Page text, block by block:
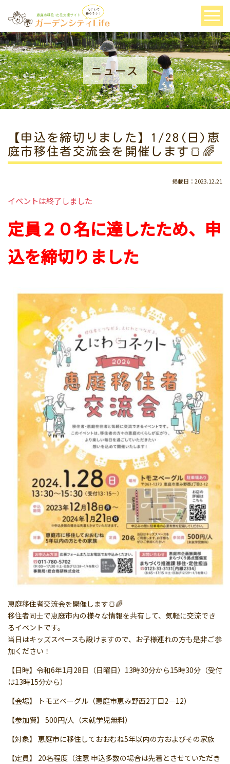
ニュース
【申込を締切りました】1/28(日)恵
庭市移住者交流会を開催します🍞🌈
掲載日：2023.12.21
イベントは終了しました
定員２０名に達したため、申
込を締切りました
恵庭移住者交流会を開催します🍞🌈
移住者同士で恵庭市内の様々な情報を共有して、気軽に交流でき
るイベントです。
当日はキッズスペースも設けますので、お子様連れの方も是非ご参
加ください！
【日時】令和6年1月28日（日曜日）13時30分から15時30分（受付
は13時15分から）
【会場】 トモヱベーグル（恵庭市恵み野西2丁目2－12）
【参加費】 500円/人（未就学児無料）
【対象】 恵庭市に移住しておおむね5年以内の方およびその家族
【定員】 20名程度（注意 申込多数の場合は先着とさせていただき